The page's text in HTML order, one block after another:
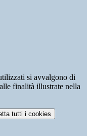
si avvalgono di
finalità illustrate nella
tutti i cookies